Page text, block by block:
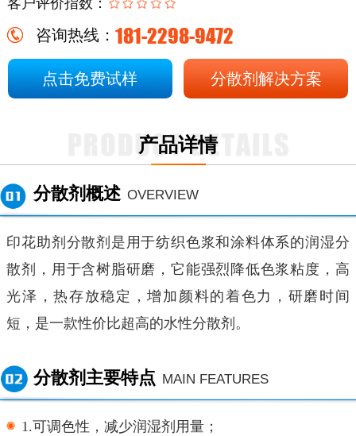
咨询热线：181-2298-9472
点击免费试样 分散剂解决方案
产品详情
分散剂概述 OVERVIEW
印花助剂分散剂 是用于纺织色浆和涂料体系的润湿分
散剂，用于含树脂研磨，它能强烈降低色浆粘度，高
光泽，热存放稳定，增加颜料的着色力，研磨时间
短，是一款性价比超高的水性分散剂。
分散剂主要特点 MAIN FEATURES
1.可调色性，减少润湿剂用量；